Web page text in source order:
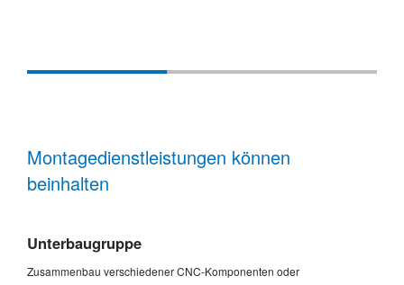
Montagedienstleistungen können
beinhalten
Unterbaugruppe
Zusammenbau verschiedener CNC-Komponenten oder